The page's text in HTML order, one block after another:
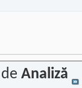
Analiză